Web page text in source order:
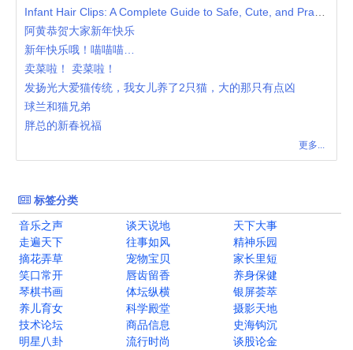
阿黄恭贺大家新年快乐
新年快乐哦！喵喵喵…
卖菜啦！ 卖菜啦！
发扬光大爱猫传统，我女儿养了2只猫，大的那只有点凶
球兰和猫兄弟
胖总的新春祝福
更多...
标签分类
音乐之声
谈天说地
天下大事
走遍天下
往事如风
精神乐园
摘花弄草
宠物宝贝
家长里短
笑口常开
唇齿留香
养身保健
琴棋书画
体坛纵横
银屏荟萃
养儿育女
科学殿堂
摄影天地
技术论坛
商品信息
史海钩沉
明星八卦
流行时尚
谈股论金